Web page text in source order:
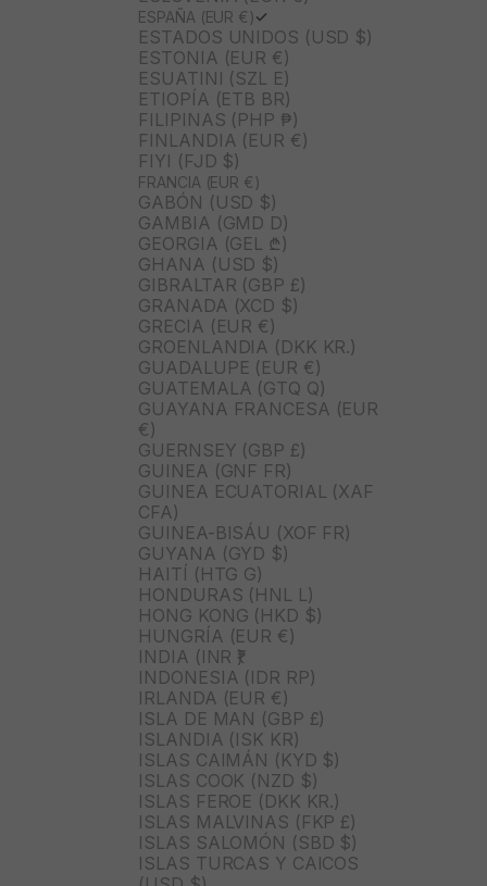
ESPAÑA (EUR €)
ESTADOS UNIDOS (USD $)
ESTONIA (EUR €)
ESUATINI (SZL E)
ETIOPÍA (ETB BR)
FILIPINAS (PHP ₱)
FINLANDIA (EUR €)
FIYI (FJD $)
FRANCIA (EUR €)
GABÓN (USD $)
GAMBIA (GMD D)
GEORGIA (GEL ₾)
GHANA (USD $)
GIBRALTAR (GBP £)
GRANADA (XCD $)
GRECIA (EUR €)
GROENLANDIA (DKK KR.)
GUADALUPE (EUR €)
GUATEMALA (GTQ Q)
GUAYANA FRANCESA (EUR
€)
GUERNSEY (GBP £)
GUINEA (GNF FR)
GUINEA ECUATORIAL (XAF
CFA)
GUINEA-BISÁU (XOF FR)
GUYANA (GYD $)
HAITÍ (HTG G)
HONDURAS (HNL L)
HONG KONG (HKD $)
HUNGRÍA (EUR €)
INDIA (INR ₹)
INDONESIA (IDR RP)
IRLANDA (EUR €)
ISLA DE MAN (GBP £)
ISLANDIA (ISK KR)
ISLAS CAIMÁN (KYD $)
ISLAS COOK (NZD $)
ISLAS FEROE (DKK KR.)
ISLAS MALVINAS (FKP £)
ISLAS SALOMÓN (SBD $)
ISLAS TURCAS Y CAICOS